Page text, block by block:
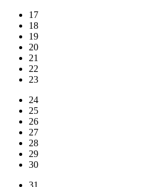
17
18
19
20
21
22
23
24
25
26
27
28
29
30
31